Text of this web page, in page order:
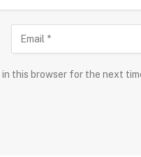
in this browser for the next